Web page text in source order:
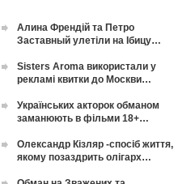
Алина Френдій та Петро
Заставный улетіли на Ібицу…
Sisters Aroma використали у
рекламі квитки до Москви…
Українських акторок обманом
заманюють в фільми 18+…
Олександр Кізляр -спосіб життя,
якому позаздрить олігарх…